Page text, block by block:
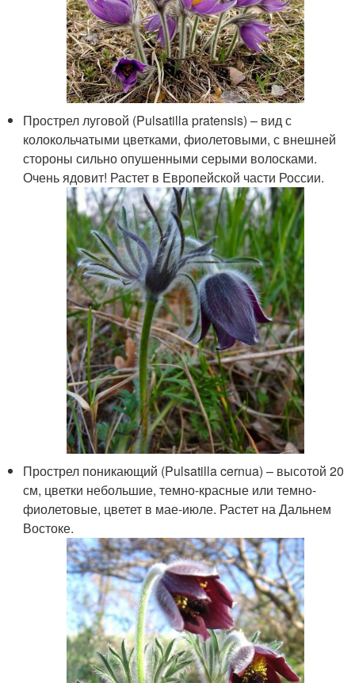
Прострел луговой (Pulsatilla pratensis) – вид с
колокольчатыми цветками, фиолетовыми, с внешней
стороны сильно опушенными серыми волосками.
Очень ядовит! Растет в Европейской части России.
Прострел поникающий (Pulsatilla cernua) – высотой 20
см, цветки небольшие, темно-красные или темно-
фиолетовые, цветет в мае-июле. Растет на Дальнем
Востоке.